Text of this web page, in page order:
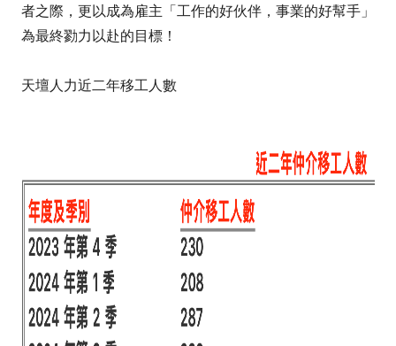
者之際，更以成為雇主「工作的好伙伴，事業的好幫手」
為最終勠力以赴的目標！
天壇人力近二年移工人數